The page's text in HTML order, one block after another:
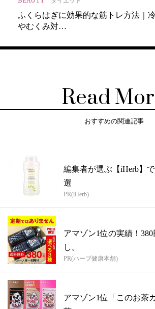
ふくらはぎに効果的な筋トレ方法｜
やむくみ対…
Read
おすすめの関連記事
編集者が選ぶ【iHerb】
選
PR(iHerb)
アマゾン1位の実績！
し。
PR(ハーブ健康本舗)
アマゾン1位「このお茶